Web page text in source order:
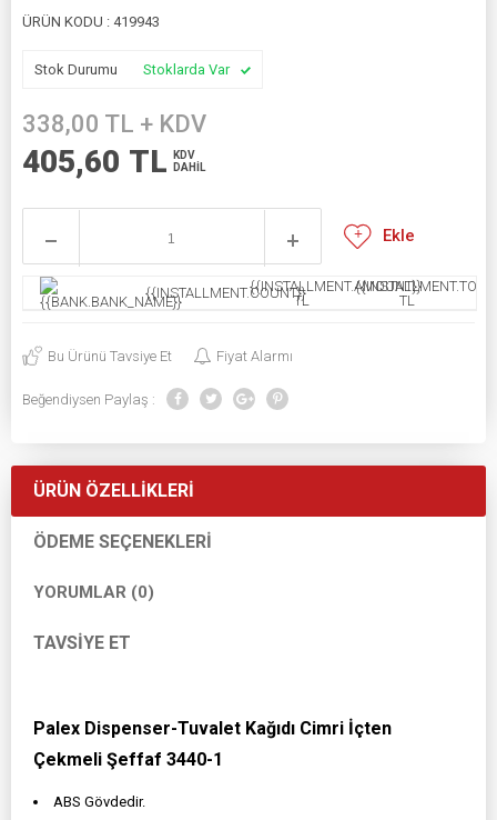
ÜRÜN KODU : 419943
Stok Durumu Stoklarda Var
338,00 TL + KDV
405,60 TL
KDV
DAHİL
Ekle
{{INSTALLMENT.COUNT}}{{INSTALLMENT.AMOUNT}}
TL
TL
Bu Ürünü Tavsiye Et Fiyat Alarmı
Beğendiysen Paylaş :
ÜRÜN ÖZELLIKLERI
ÖDEME SEÇENEKLERI
YORUMLAR (0)
TAVSIYE ET
Palex Dispenser-Tuvalet Kağıdı Cimri İçten
Çekmeli Şeffaf 3440-1
ABS Gövdedir.